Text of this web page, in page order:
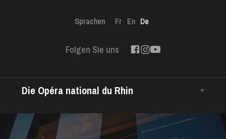
Sprachen Fr En De
Folgen Sie uns
Die Opéra national du Rhin
Intendanz